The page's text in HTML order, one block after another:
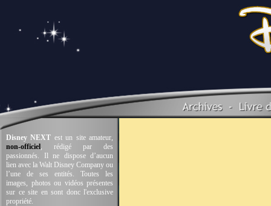
Disney NEXT est un site amateur,
non-officiel, rédigé par des
passionnés. Il ne dispose d’aucun
lien avec la Walt Disney Company ou
l’une de ses entités. Toutes les
images, photos ou vidéos présentes
sur ce site en sont donc l'exclusive
propriété.